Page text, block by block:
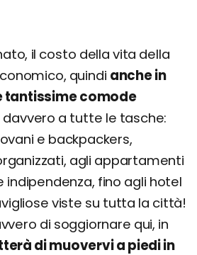
il costo della vita della
quindi anche in
comode
a tutte le tasche:
e backpackers,
agli appartamenti
indipendenza, fino agli hotel
viste su tutta la città!
di soggiornare qui, in
di muovervi a piedi in